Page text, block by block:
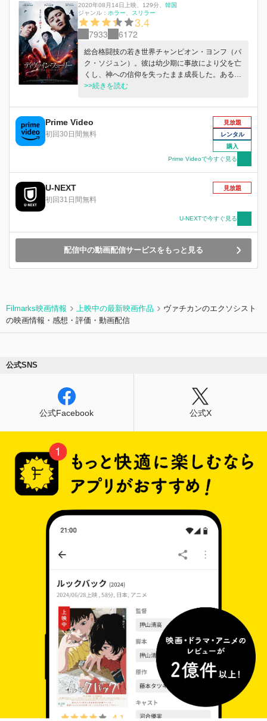
2020年08月14日上映 129分
韓国
ジャンル： ホラー スリラー
3.4
7933 6172
総合格闘技の若き世界チャンピオン・ヨンフ（パ
ク・ソジュン）。彼は幼少期に事故により父を亡
くし、神への信仰を失ったまま成長した。ある
日、ヨンフは右手に見覚えのない傷ができている
かに導かれるかのようにバチカンから派遣された
エクソシストのアン神父（アン・ソンギ）に出会
い、自身に正義の力が隠されていることを知る。
一方、街にはびこる悪が密かに彼らの前に迫って
>>続きを読む
Prime Video
初回30日間無料
見放題
レンタル
購入
Prime Videoで今すぐ見る
U-NEXT
初回31日間無料
見放題
U-NEXTで今すぐ見る
配信中の動画配信サービスをもっと見る
Filmarks映画情報 上映中の最新映画作品
ヴァチカンのエクソシスト
の映画情報・感想・評価・動画配信
公式SNS
公式Facebook 公式X